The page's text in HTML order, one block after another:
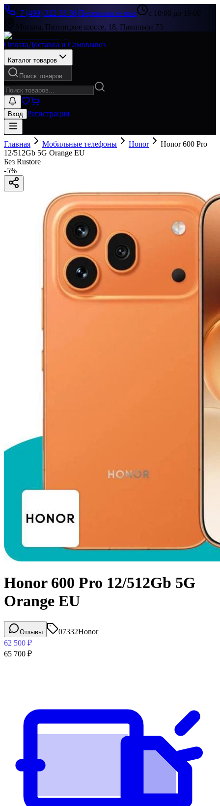
+7 (499) 322-33-86|Перезвоните мне
с 10:00 до 19:00
Москва, Пятницкое шоссе, 18, Павильон 73
ОплатаДоставка и Самовывоз
Каталог товаров
Поиск товаров...
Вход Регистрация
Главная Мобильные телефоны Honor
Honor 600 Pro
12/512Gb 5G Orange EU
Без Rustore
-5%
Honor 600 Pro 12/512Gb 5G
Orange EU
Отзывы 07332Honor
62 500 ₽
65 700 ₽